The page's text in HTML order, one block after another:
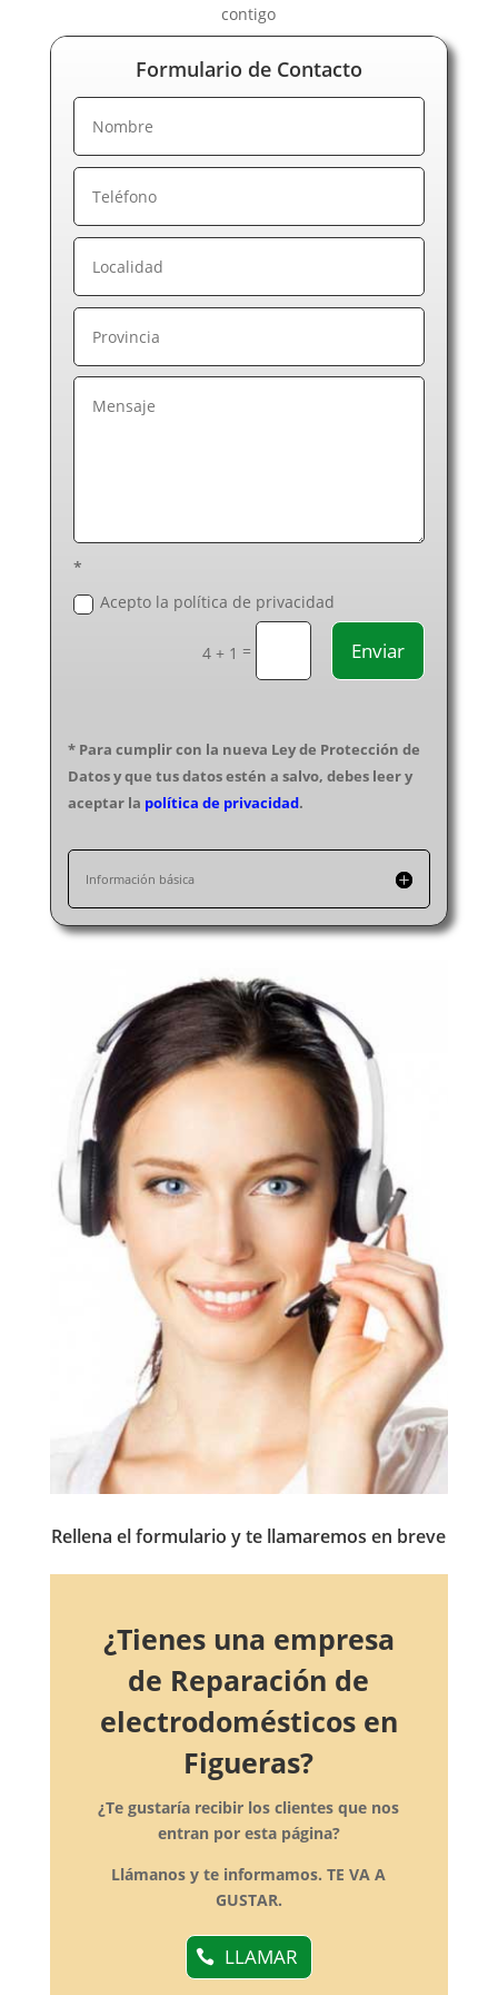
Reparación de electrodomésticos en La Rioja
Reparación de electrodomésticos en Las Palmas de
Gran Canaria
Reparación de electrodomésticos en Lugo
Reparación de electrodomésticos en Madrid
Reparación de electrodomésticos en Málaga
Reparación de electrodomésticos en Melilla
Reparación de electrodomésticos en Navarra
Reparación de electrodomésticos en Ourense
Reparación de electrodomésticos en Palencia
Reparación de electrodomésticos en Pontevedra
Reparación de electrodomésticos en Sevilla
Reparación de electrodomésticos en Soria
Reparación de electrodomésticos en Tarragona
Reparación de electrodomésticos en Teruel
Reparación de electrodomésticos en Toledo
Reparación de electrodomésticos en Vitoria-Gasteiz
Reparación de electrodomésticos en Vizcaya
Reparación de electrodomésticos en Zamora
contigo
Formulario de Contacto
*
Acepto la política de privacidad
4 + 1 = Enviar
* Para cumplir con la nueva Ley de Protección de
Datos y que tus datos estén a salvo, debes leer y
aceptar la política de privacidad.
Información básica
Rellena el formulario y te llamaremos en breve
¿Tienes una empresa
de Reparación de
electrodomésticos en
Figueras?
¿Te gustaría recibir los clientes que nos
entran por esta página?
Llámanos y te informamos. TE VA A
GUSTAR.
LLAMAR